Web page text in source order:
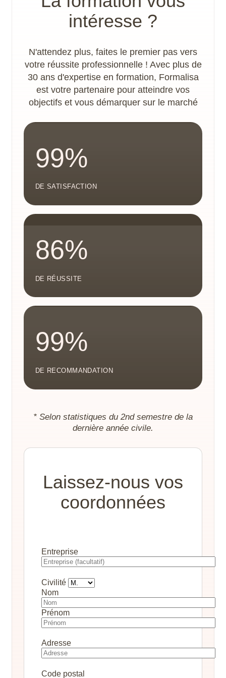
SketchUp Pro, répondent à vos questions en
ligne à travers un forumou en
live lors des
classes virtuelles.
Desfeedbacks sur vos livrables
intermédiaires sont réalisés lors des classes
virtuelles.
intéresse ?
N'attendez plus, faites le premier pas vers
votre réussite professionnelle ! Avec plus de
30 ans d'expertise en formation, Formalisa
est votre partenaire pour atteindre vos
objectifs et vous démarquer sur le marché
99%
DE SATISFACTION
86%
DE RÉUSSITE
99%
DE RECOMMANDATION
* Selon statistiques du 2nd semestre de la
dernière année civile.
Laissez-nous vos
coordonnées
Entreprise
Civilité
Nom
Prénom
Adresse
Code postal